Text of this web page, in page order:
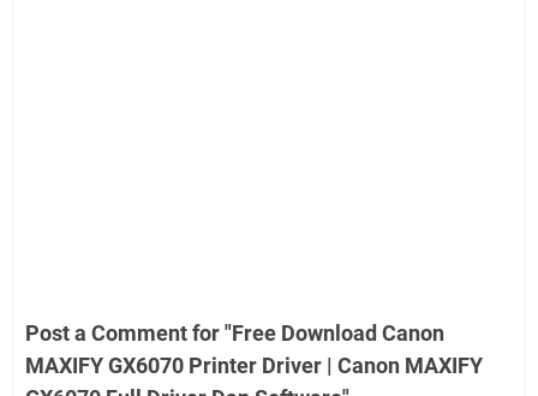
Post a Comment for "Free Download Canon
MAXIFY GX6070 Printer Driver | Canon MAXIFY